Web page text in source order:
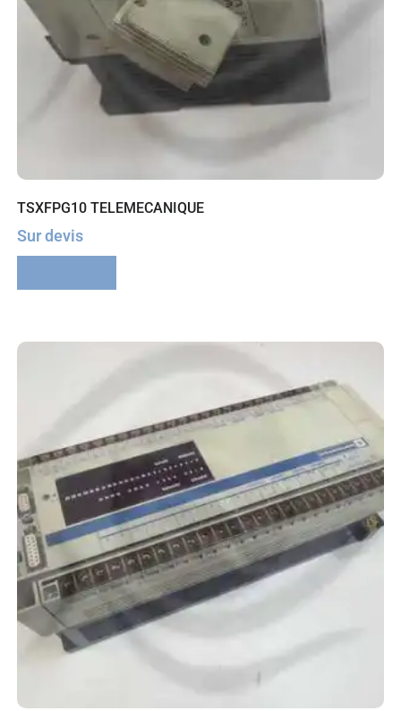
TSXFPG10 TELEMECANIQUE
Sur devis